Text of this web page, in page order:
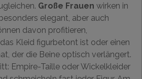
Große Frauen wirken in
elegant, aber auch
davon profitieren,
Kleid figurbetont ist oder einen
der die Beine optisch verlängert.
Empire-Taille oder Wickelkleider